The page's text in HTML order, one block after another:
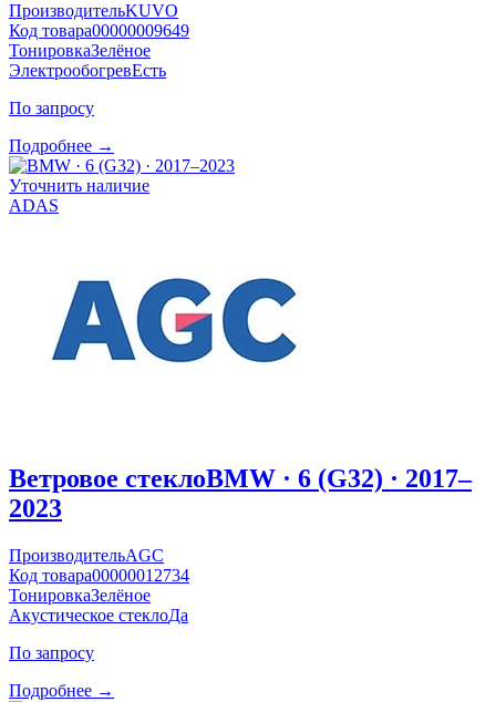
ПроизводительKUVO
Код товара00000009649
ТонировкаЗелёное
ЭлектрообогревЕсть
По запросу
Подробнее →
Уточнить наличие
ADAS
Ветровое стеклоBMW · 6 (G32) · 2017–
2023
ПроизводительAGC
Код товара00000012734
ТонировкаЗелёное
Акустическое стеклоДа
По запросу
Подробнее →